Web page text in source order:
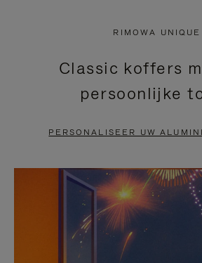
DRUK
OM
PAUZEREN
VIDEO
IS
HIER
OM
HET
DEMPEN
RIMOWA UNIQUE
Classic koffers
persoonlijke
PERSONALISEER UW